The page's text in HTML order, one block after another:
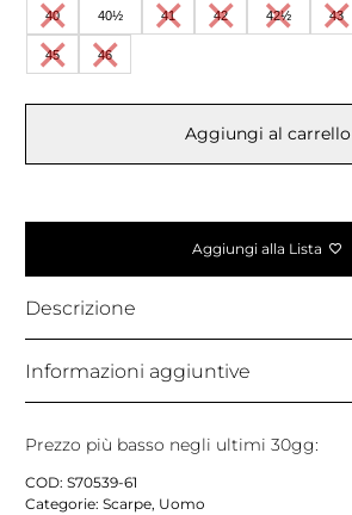
era:
115,00 €.
è:
40 40½ 41 42 42½ 43
45 46
Aggiungi al carrello
Aggiungi alla Lista
Descrizione
Informazioni aggiuntive
Prezzo più basso negli ultimi 30gg:
COD: S70539-61
Categorie: Scarpe, Uomo